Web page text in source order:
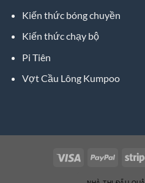
Kiến thức bóng chuyền
Kiến thức chạy bộ
Pi Tiên
Vợt Cầu Lông Kumpoo